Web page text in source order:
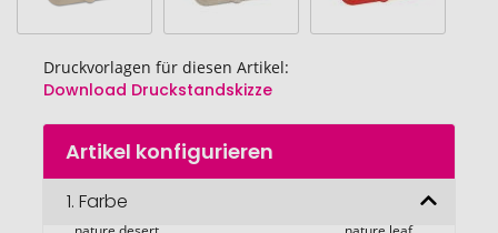
Druckvorlagen für diesen Artikel:
Download Druckstandskizze
Zum
Anfang
Bildgalerie
Artikel konfigurieren
1. Farbe